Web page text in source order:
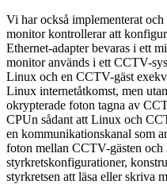
Vi har också implementerat
monitor kontrollerar att
Ethernet-adapter bevaras i ett
monitor används i ett CCTV-
Linux och en CCTV-gäst
Linux internetåtkomst, men
okrypterade foton tagna av
CPUn sådant att Linux och
en kommunikationskanal som
foton mellan CCTV-gästen
styrkretskonfigurationer,
styrkretsen att läsa eller skriva